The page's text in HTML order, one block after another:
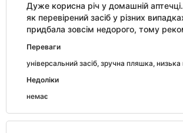
Дуже корисна річ у домашній
як перевірений засіб у різних
придбала зовсім недорого, тому
Переваги
універсальний засіб, зручна пляшка, низька
Недоліки
немає